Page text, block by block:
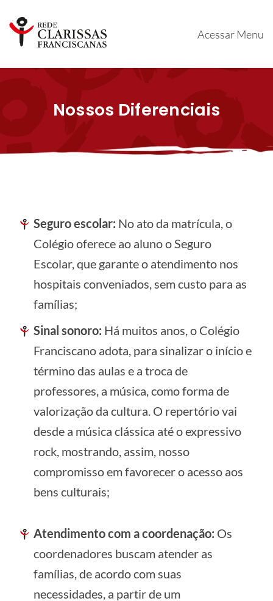
Acessar Menu
Nossos Diferenciais
Seguro escolar: No ato da matrícula, o
Colégio oferece ao aluno o Seguro
Escolar, que garante o atendimento nos
hospitais conveniados, sem custo para as
famílias;
Sinal sonoro: Há muitos anos, o Colégio
Franciscano adota, para sinalizar o início e
término das aulas e a troca de
professores, a música, como forma de
valorização da cultura. O repertório vai
desde a música clássica até o expressivo
rock, mostrando, assim, nosso
compromisso em favorecer o acesso aos
bens culturais;
Atendimento com a coordenação: Os
coordenadores buscam atender as
famílias, de acordo com suas
necessidades, a partir de um